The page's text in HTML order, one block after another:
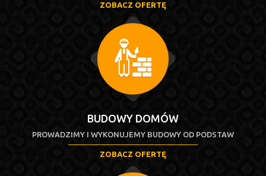
ZOBACZ OFERTĘ
BUDOWY DOMÓW
PROWADZIMY I WYKONUJEMY BUDOWY OD PODSTAW
ZOBACZ OFERTĘ